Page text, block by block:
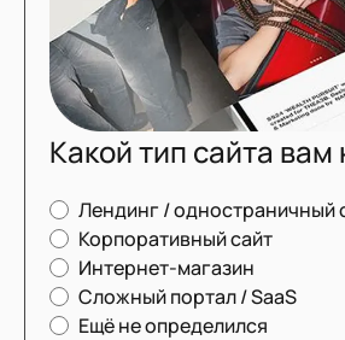
Какой тип сайта вам
Лендинг / одностраничный
Корпоративный сайт
Интернет-магазин
Сложный портал / SaaS
Ещё не определился